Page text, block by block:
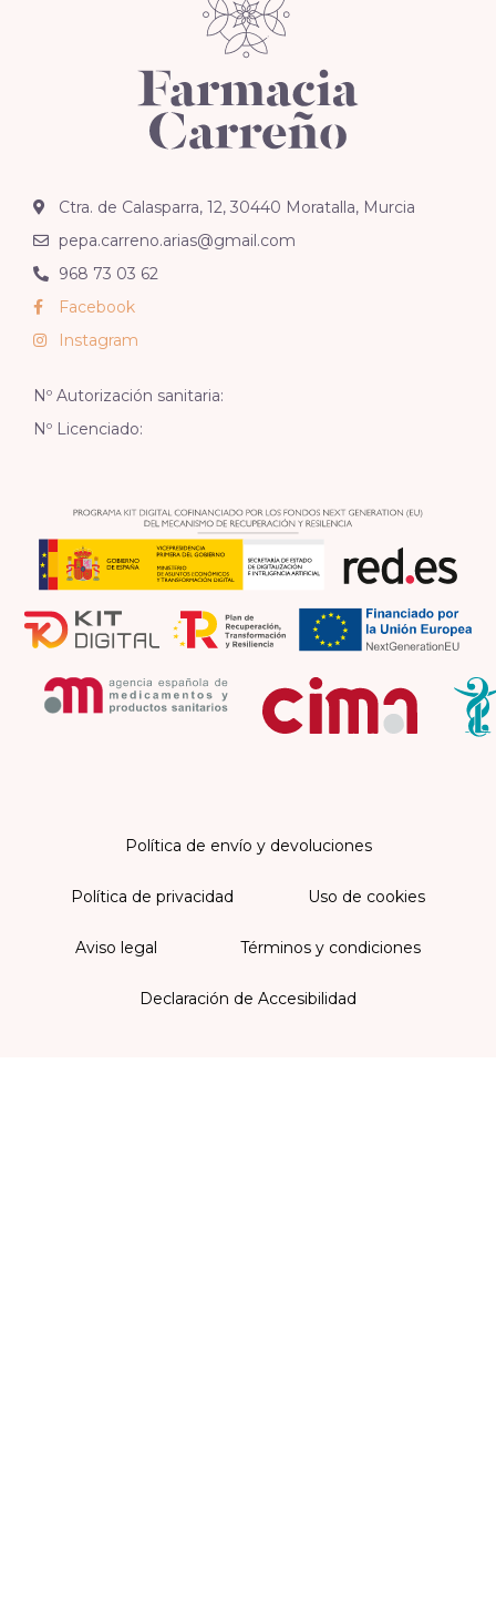
Ctra. de Calasparra, 12, 30440 Moratalla, Murcia
pepa.carreno.arias@gmail.com
968 73 03 62
Facebook
Instagram
Nº Autorización sanitaria:
Nº Licenciado:
Política de envío y devoluciones
Política de privacidad Uso de cookies
Aviso legal Términos y condiciones
Declaración de Accesibilidad